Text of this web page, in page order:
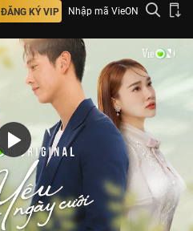
ĐĂNG KÝ VIP Nhập mã VieON